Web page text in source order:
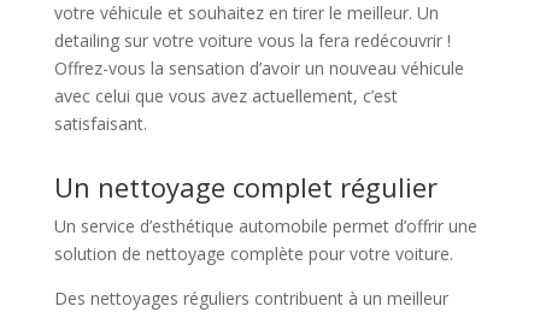
votre véhicule et souhaitez en tirer le meilleur. Un
detailing sur votre voiture vous la fera redécouvrir !
Offrez-vous la sensation d’avoir un nouveau véhicule
avec celui que vous avez actuellement, c’est
satisfaisant.
Un nettoyage complet régulier
Un service d’esthétique automobile permet d’offrir une
solution de nettoyage complète pour votre voiture.
Des nettoyages réguliers contribuent à un meilleur